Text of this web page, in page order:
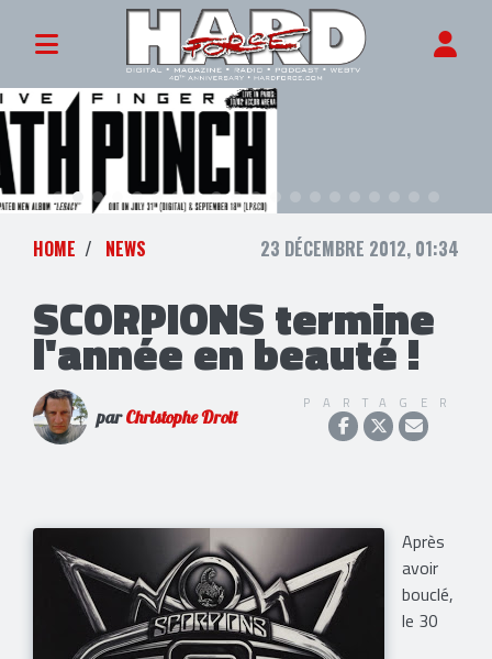
HOME NEWS 23 DÉCEMBRE 2012, 01:34
SCORPIONS termine
l'année en beauté !
parChristophe Droit
PARTAGER
Après
avoir
bouclé,
le 30